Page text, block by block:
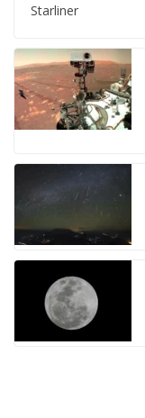
Starliner